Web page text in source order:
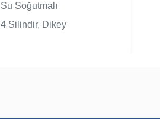
Su Soğutmalı
4 Silindir, Dikey